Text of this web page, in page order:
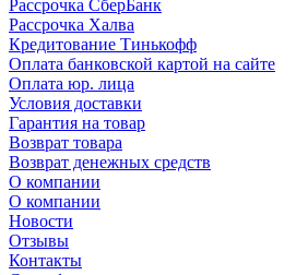
Рассрочка СберБанк
Рассрочка Халва
Кредитование Тинькофф
Оплата банковской картой на сайте
Оплата юр. лица
Условия доставки
Гарантия на товар
Возврат товара
Возврат денежных средств
О компании
О компании
Новости
Отзывы
Контакты